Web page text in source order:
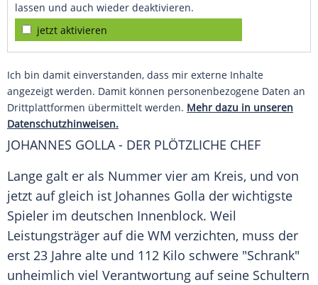
lassen und auch wieder deaktivieren.
jetzt aktivieren
Ich bin damit einverstanden, dass mir externe Inhalte
angezeigt werden. Damit können personenbezogene Daten an
Drittplattformen übermittelt werden. Mehr dazu in unseren
Datenschutzhinweisen.
JOHANNES GOLLA- DER PLÖTZLICHE CHEF
Lange galt er als Nummer vier am Kreis, und von
jetzt auf gleich ist Johannes Golla der wichtigste
Spieler im deutschen Innenblock. Weil
Leistungsträger auf die WM verzichten, muss der
erst 23 Jahre alte und 112 Kilo schwere "Schrank"
unheimlich viel Verantwortung auf seine Schultern